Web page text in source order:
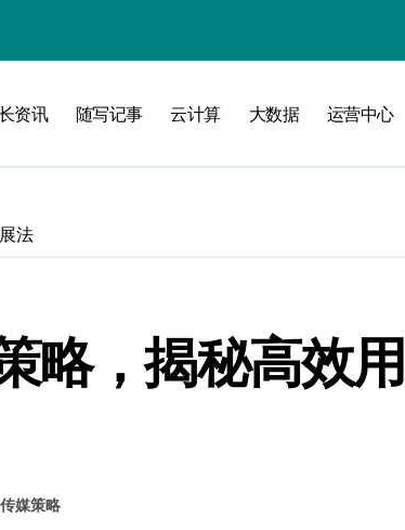
资讯 随写记事 云计算 大数据 运营中心
法
略，揭秘高效用
媒策略